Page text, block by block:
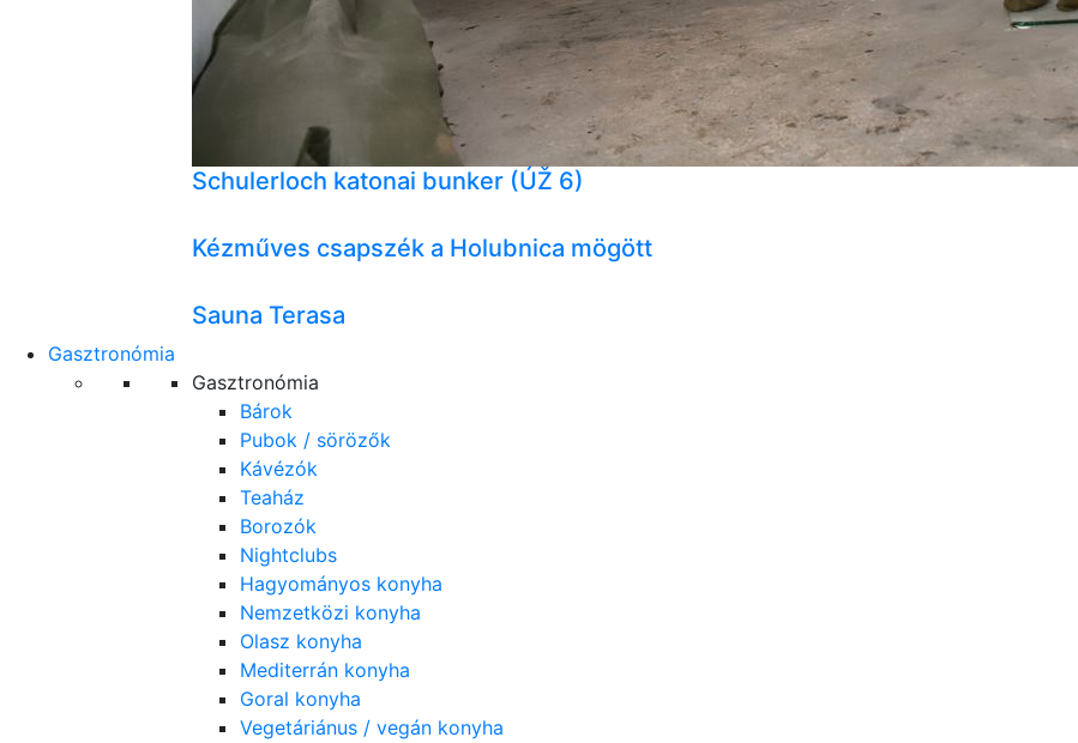
Schulerloch katonai bunker (ÚŽ 6)
Kézműves csapszék a Holubnica mögött
Sauna Terasa
Gasztronómia
Gasztronómia
Bárok
Pubok / sörözők
Kávézók
Teaház
Borozók
Nightclubs
Hagyományos konyha
Nemzetközi konyha
Olasz konyha
Mediterrán konyha
Goral konyha
Vegetáriánus / vegán konyha